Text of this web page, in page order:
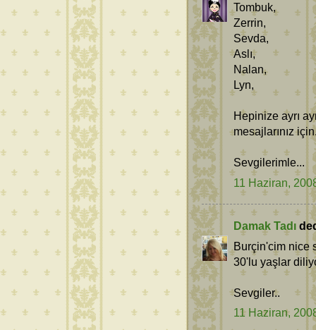
Tombuk,
Zerrin,
Sevda,
Aslı,
Nalan,
Lyn,
Hepinize ayrı
mesajlarınız
Sevgilerimle...
11 Haziran,
Damak Tadı
Burçin'cim nice
30'lu yaşlar
Sevgiler..
11 Haziran,